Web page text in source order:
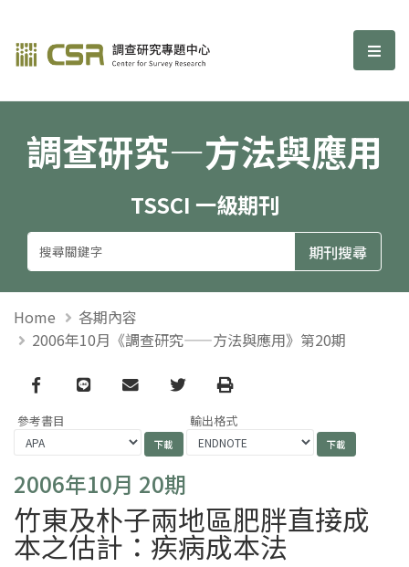
調查研究—方法與應用期刊 選
調查研究—方法與應用
TSSCI 一級期刊
Home
各期內容
2006年10月《調查研究——方法與應用》第20期
Facebook
line email TwitterPrint
參考書目 輸出格式
2006年10月 20期
竹東及朴子兩地區肥胖直接成
本之估計：疾病成本法